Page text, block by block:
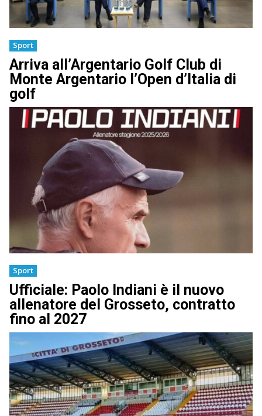
Sport
Arriva all’Argentario Golf Club di
Monte Argentario l’Open d’Italia di
golf
Sport
Ufficiale: Paolo Indiani è il nuovo
allenatore del Grosseto, contratto
fino al 2027